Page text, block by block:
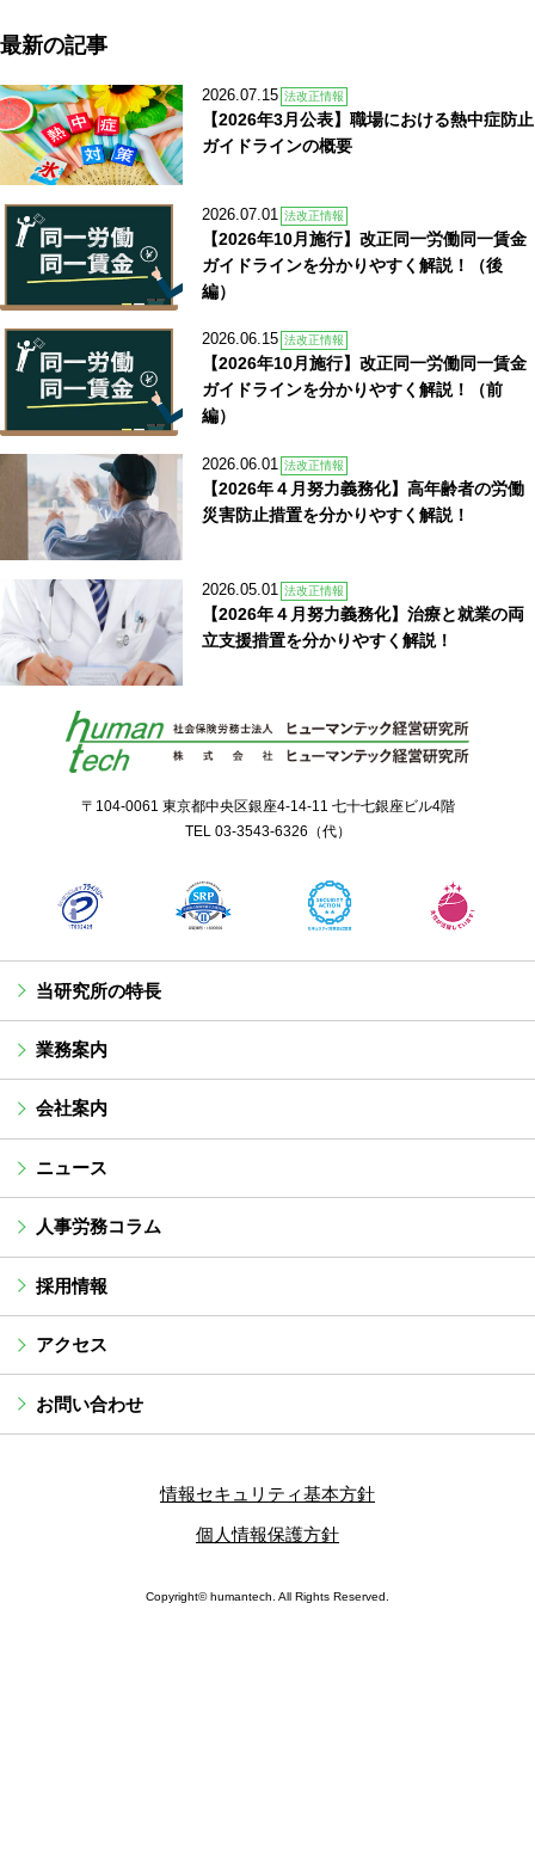
最新の記事
2026.07.15 法改正情報
【2026年3月公表】職場における熱中症防止
ガイドラインの概要
2026.07.01 法改正情報
【2026年10月施行】改正同一労働同一賃金
ガイドラインを分かりやすく解説！（後
編）
2026.06.15 法改正情報
【2026年10月施行】改正同一労働同一賃金
ガイドラインを分かりやすく解説！（前
編）
2026.06.01 法改正情報
【2026年４月努力義務化】高年齢者の労働
災害防止措置を分かりやすく解説！
2026.05.01 法改正情報
【2026年４月努力義務化】治療と就業の両
立支援措置を分かりやすく解説！
〒104-0061 東京都中央区銀座4-14-11 七十七銀座ビル4階
TEL 03-3543-6326 （代）
当研究所の特長
業務案内
会社案内
ニュース
人事労務コラム
採用情報
アクセス
お問い合わせ
情報セキュリティ基本方針
個人情報保護方針
Copyright© humantech. All Rights Reserved.